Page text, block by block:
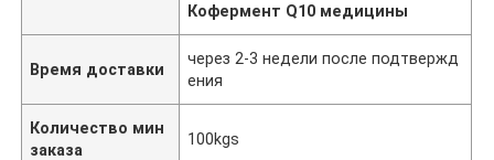
Кофермент Q10 медицины
Время доставки
через 2-3 недели после подтвержд
ения
Количество мин
заказа
100kgs